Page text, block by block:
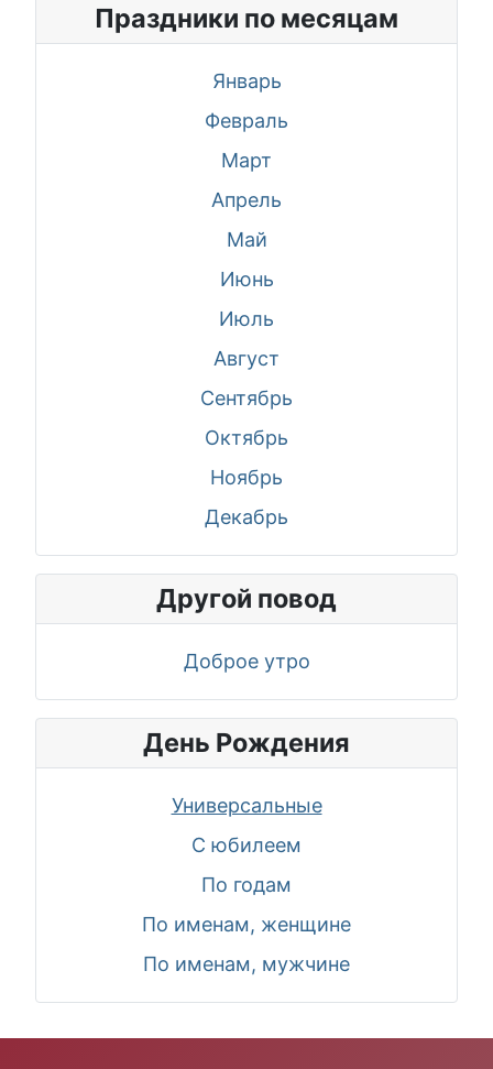
Праздники по месяцам
Январь
Февраль
Март
Апрель
Май
Июнь
Июль
Август
Сентябрь
Октябрь
Ноябрь
Декабрь
Другой повод
Доброе утро
День Рождения
Универсальные
С юбилеем
По годам
По именам, женщине
По именам, мужчине